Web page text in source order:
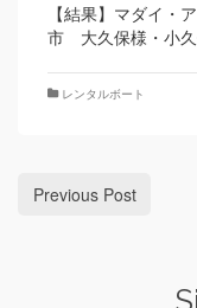
【結果】マダイ
市 大久保様・小
レンタルボート
Previous Post